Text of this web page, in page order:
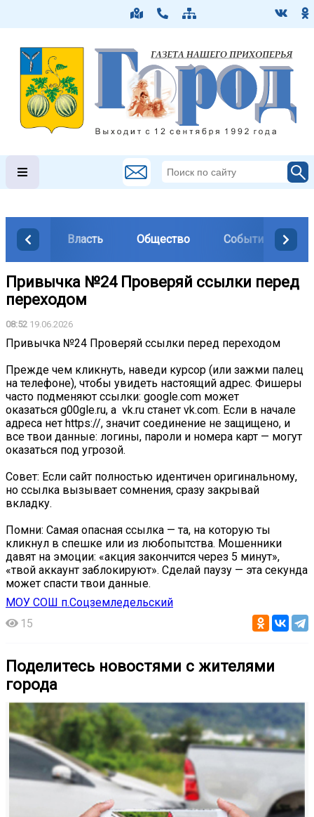
Власть Общество События
Привычка №24 Проверяй ссылки перед
переходом
08:52 19.06.2026
Привычка №24 Проверяй ссылки перед переходом
Прежде чем кликнуть, наведи курсор (или зажми палец
на телефоне), чтобы увидеть настоящий адрес. Фишеры
часто подменяют ссылки: google.com может
оказаться g00gle.ru, а vk.ru станет vk.com. Если в начале
адреса нет https://, значит соединение не защищено, и
все твои данные: логины, пароли и номера карт — могут
оказаться под угрозой.
Совет: Если сайт полностью идентичен оригинальному,
но ссылка вызывает сомнения, сразу закрывай
вкладку.
Помни: Самая опасная ссылка — та, на которую ты
кликнул в спешке или из любопытства. Мошенники
давят на эмоции: «акция закончится через 5 минут»,
«твой аккаунт заблокируют». Сделай паузу — эта секунда
может спасти твои данные.
МОУ СОШ п.Соцземледельский
15
Поделитесь новостями с жителями
города